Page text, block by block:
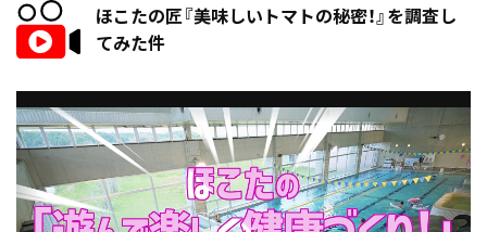
ほこたの匠『美味しいトマトの秘密！』を調査し
てみた件